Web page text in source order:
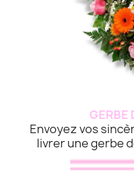
GERBE
Envoyez vos
livrer une gerbe